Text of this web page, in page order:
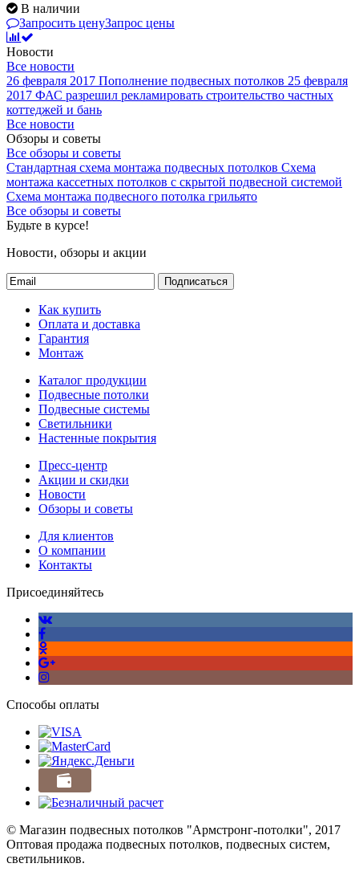
В наличии
Запросить ценуЗапрос цены
Новости
Все новости
26 февраля 2017 Пополнение подвесных потолков 25 февраля
2017 ФАС разрешил рекламировать строительство частных
коттеджей и бань
Все новости
Обзоры и советы
Все обзоры и советы
Стандартная схема монтажа подвесных потолков Схема
монтажа кассетных потолков с скрытой подвесной системой
Схема монтажа подвесного потолка грильято
Все обзоры и советы
Будьте в курсе!
Новости, обзоры и акции
Подписаться
Как купить
Оплата и доставка
Гарантия
Монтаж
Каталог продукции
Подвесные потолки
Подвесные системы
Светильники
Настенные покрытия
Пресс-центр
Акции и скидки
Новости
Обзоры и советы
Для клиентов
О компании
Контакты
Присоединяйтесь
Способы оплаты
© Магазин подвесных потолков "Армстронг-потолки", 2017
Оптовая продажа подвесных потолков, подвесных систем,
светильников.